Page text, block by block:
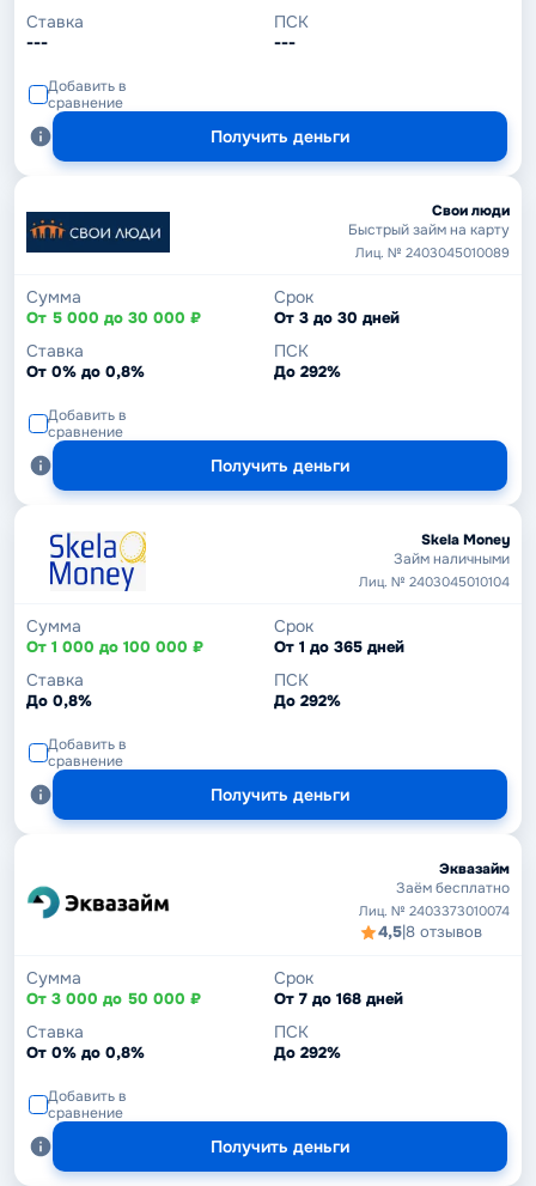
Ставка
---
ПСК
---
Добавить в
сравнение
Получить деньги
Свои люди
Быстрый займ на карту
Лиц. № 2403045010089
Сумма
От 5 000 до 30 000 ₽
Срок
От 3 до 30 дней
Ставка
От 0% до 0,8%
ПСК
До 292%
Добавить в
сравнение
Получить деньги
Skela Money
Займ наличными
Лиц. № 2403045010104
Сумма
От 1 000 до 100 000 ₽
Срок
От 1 до 365 дней
Ставка
До 0,8%
ПСК
До 292%
Добавить в
сравнение
Получить деньги
Эквазайм
Заём бесплатно
Лиц. № 2403373010074
4,5|8 отзывов
Сумма
От 3 000 до 50 000 ₽
Срок
От 7 до 168 дней
Ставка
От 0% до 0,8%
ПСК
До 292%
Добавить в
сравнение
Получить деньги